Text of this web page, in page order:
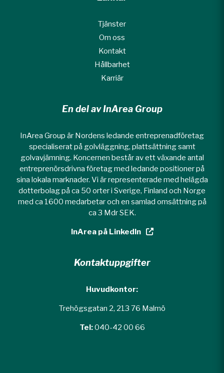
Tjänster
Om oss
Kontakt
Hållbarhet
Karriär
En del av InArea Group
InArea Group är Nordens ledande entreprenadföretag
specialiserat på golvläggning, plattsättning samt
golvavjämning. Koncernen består av ett växande antal
entreprenörsdrivna företag med ledande positioner på
sina lokala marknader. Vi är representerade med helägda
dotterbolag på ca 50 orter i Sverige, Finland och Norge
med ca 1600 medarbetar och en samlad omsättning på
ca 3 Mdr SEK.
InArea på LinkedIn
Kontaktuppgifter
Huvudkontor:
Trehögsgatan 2, 213 76 Malmö
Tel:040-42 00 66